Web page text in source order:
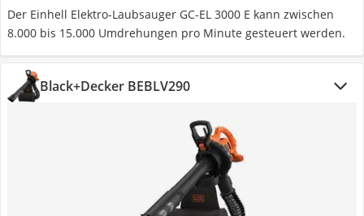
Der Einhell Elektro-Laubsauger GC-EL 3000 E kann zwischen
8.000 bis 15.000 Umdrehungen pro Minute gesteuert werden.
Black+Decker BEBLV290